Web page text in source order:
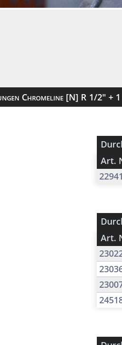
Chromeline [N] R 1/2" +
Art.
Art.